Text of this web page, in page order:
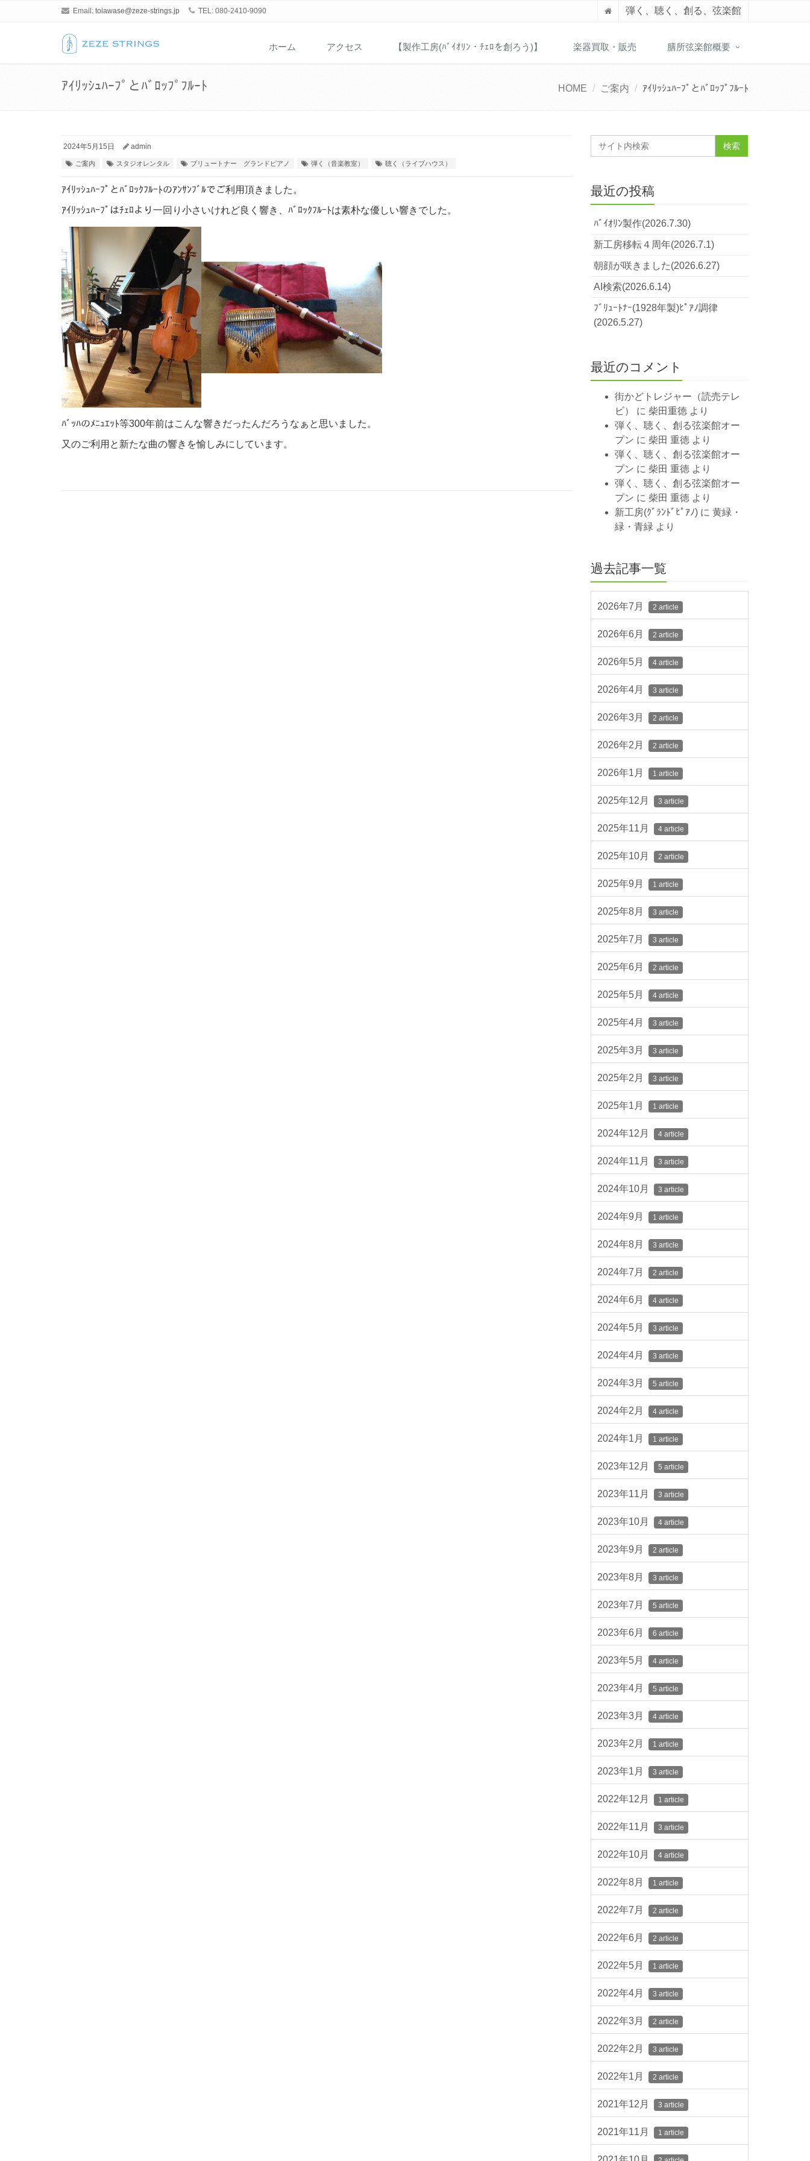
Email: toiawase@zeze-strings.jp TEL: 080-2410-9090 弾く、聴く、創る、弦楽館
ホーム アクセス 【製作工房(ﾊﾞｲｵﾘﾝ・ﾁｪﾛを創ろう)】 楽器買取・販売 膳所弦楽館概要
ｱｲﾘｯｼｭﾊｰﾌﾟとﾊﾞﾛｯﾌﾟﾌﾙｰﾄ HOME ご案内 ｱｲﾘｯｼｭﾊｰﾌﾟとﾊﾞﾛｯﾌﾟﾌﾙｰﾄ
2024年5月15日 admin
ご案内 スタジオレンタル ブリュートナー グランドピアノ 弾く（音楽教室） 聴く（ライブハウス）
ｱｲﾘｯｼｭﾊｰﾌﾟとﾊﾞﾛｯｸﾌﾙｰﾄのｱﾝｻﾝﾌﾞﾙでご利用頂きました。
ｱｲﾘｯｼｭﾊｰﾌﾟはﾁｪﾛより一回り小さいけれど良く響き、ﾊﾞﾛｯｸﾌﾙｰﾄは素朴な優しい響きでした。
ﾊﾞｯﾊのﾒﾆｭｴｯﾄ等300年前はこんな響きだったんだろうなぁと思いました。
又のご利用と新たな曲の響きを愉しみにしています。
最近の投稿
ﾊﾞｲｵﾘﾝ製作(2026.7.30)
新工房移転４周年(2026.7.1)
朝顔が咲きました(2026.6.27)
AI検索(2026.6.14)
ﾌﾞﾘｭｰﾄﾅｰ(1928年製)ﾋﾟｱﾉ調律
(2026.5.27)
最近のコメント
街かどトレジャー（読売テレ
ビ）
に 柴田重徳より
弾く、聴く、創る弦楽館オー
プン に 柴田 重徳より
弾く、聴く、創る弦楽館オー
プン に 柴田 重徳より
弾く、聴く、創る弦楽館オー
プン に 柴田 重徳より
新工房(ｸﾞﾗﾝﾄﾞﾋﾟｱﾉ)に 黄緑・
緑・青緑 より
過去記事一覧
2026年7月 2 article
2026年6月 2 article
2026年5月 4 article
2026年4月 3 article
2026年3月 2 article
2026年2月 2 article
2026年1月 1 article
2025年12月 3 article
2025年11月 4 article
2025年10月 2 article
2025年9月 1 article
2025年8月 3 article
2025年7月 3 article
2025年6月 2 article
2025年5月 4 article
2025年4月 3 article
2025年3月 3 article
2025年2月 3 article
2025年1月 1 article
2024年12月 4 article
2024年11月 3 article
2024年10月 3 article
2024年9月 1 article
2024年8月 3 article
2024年7月 2 article
2024年6月 4 article
2024年5月 3 article
2024年4月 3 article
2024年3月 5 article
2024年2月 4 article
2024年1月 1 article
2023年12月 5 article
2023年11月 3 article
2023年10月 4 article
2023年9月 2 article
2023年8月 3 article
2023年7月 5 article
2023年6月 6 article
2023年5月 4 article
2023年4月 5 article
2023年3月 4 article
2023年2月 1 article
2023年1月 3 article
2022年12月 1 article
2022年11月 3 article
2022年10月 4 article
2022年8月 1 article
2022年7月 2 article
2022年6月 2 article
2022年5月 1 article
2022年4月 3 article
2022年3月 2 article
2022年2月 3 article
2022年1月 2 article
2021年12月 3 article
2021年11月 1 article